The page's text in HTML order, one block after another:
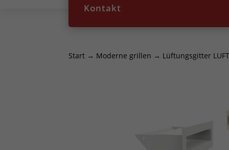
Kontakt
Start → Moderne grillen → Lüftungsgitter